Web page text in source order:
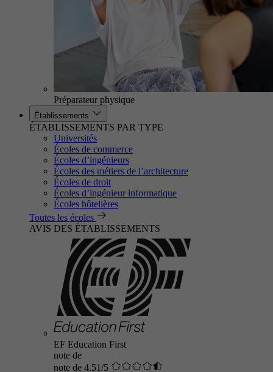
Préparateur physique
Établissements
ÉTABLISSEMENTS PAR TYPE
Universités
Écoles de commerce
Écoles d’ingénieurs
Écoles des métiers de l’architecture
Écoles de droit
Écoles d’ingénieur informatique
Écoles hôtelières
Toutes les écoles
AVIS DES ÉTABLISSEMENTS
EF Education First
note de
note de 4.51/5